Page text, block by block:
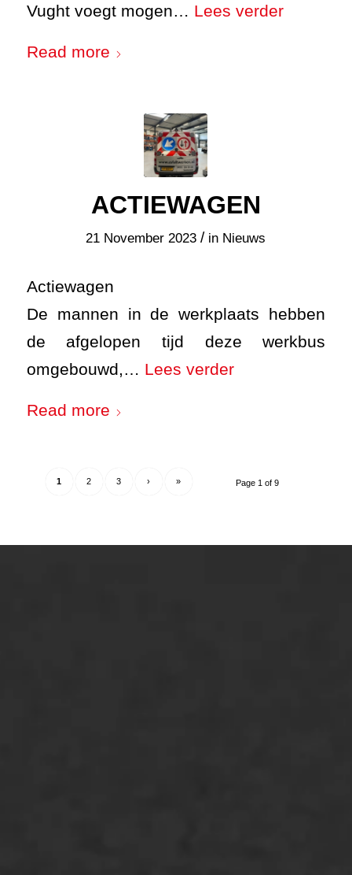
Vught voegt mogen… Lees verder
Read more
ACTIEWAGEN
21 November 2023 / in Nieuws
Actiewagen
De mannen in de werkplaats hebben
de afgelopen tijd deze werkbus
omgebouwd,… Lees verder
Read more
Page 1 of 9
1 2 3 › »